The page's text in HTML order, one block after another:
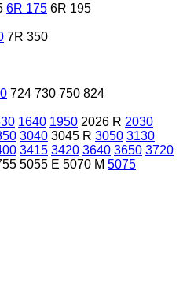
6R 175 6R 195
7R 350
724 730 750 824
1640 1950 2026 R 2030
3040 3045 R 3050 3130
3415 3420 3640 3650 3720
5055 E 5070 M 5075